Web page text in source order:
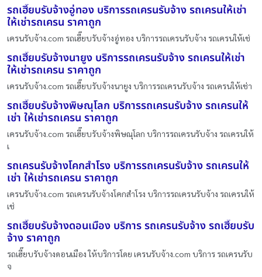
รถเฮี๊ยบรับจ้างอู่ทอง บริการรถเครนรับจ้าง รถเครนให้เช่า
ให้เช่ารถเครน ราคาถูก
เครนรับจ้าง.com รถเฮี๊ยบรับจ้างอู่ทอง บริการรถเครนรับจ้าง รถเครนให้เช่
รถเฮี๊ยบรับจ้างนายูง บริการรถเครนรับจ้าง รถเครนให้เช่า
ให้เช่ารถเครน ราคาถูก
เครนรับจ้าง.com รถเฮี๊ยบรับจ้างนายูง บริการรถเครนรับจ้าง รถเครนให้เช่า
รถเฮี๊ยบรับจ้างพิษณุโลก บริการรถเครนรับจ้าง รถเครนให้
เช่า ให้เช่ารถเครน ราคาถูก
เครนรับจ้าง.com รถเฮี๊ยบรับจ้างพิษณุโลก บริการรถเครนรับจ้าง รถเครนให้
เ
รถเครนรับจ้างโคกสำโรง บริการรถเครนรับจ้าง รถเครนให้
เช่า ให้เช่ารถเครน ราคาถูก
เครนรับจ้าง.com รถเครนรับจ้างโคกสำโรง บริการรถเครนรับจ้าง รถเครนให้
เช่
รถเฮี๊ยบรับจ้างดอนเมือง บริการ รถเครนรับจ้าง รถเฮี๊ยบรับ
จ้าง ราคาถูก
รถเฮี๊ยบรับจ้างดอนเมือง ให้บริการโดย เครนรับจ้าง.com บริการ รถเครนรับ
จ